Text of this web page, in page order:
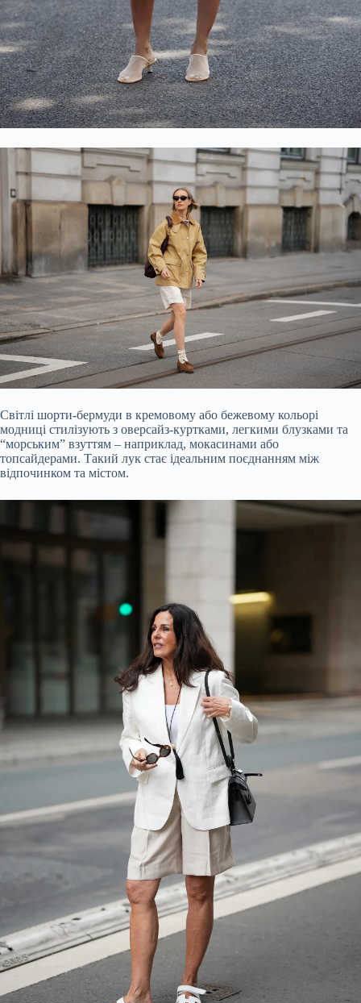
Світлі шорти-бермуди в кремовому або бежевому кольорі
модниці стилізують з оверсайз-куртками, легкими блузками та
“морським” взуттям – наприклад, мокасинами або
топсайдерами. Такий лук стає ідеальним поєднанням між
відпочинком та містом.